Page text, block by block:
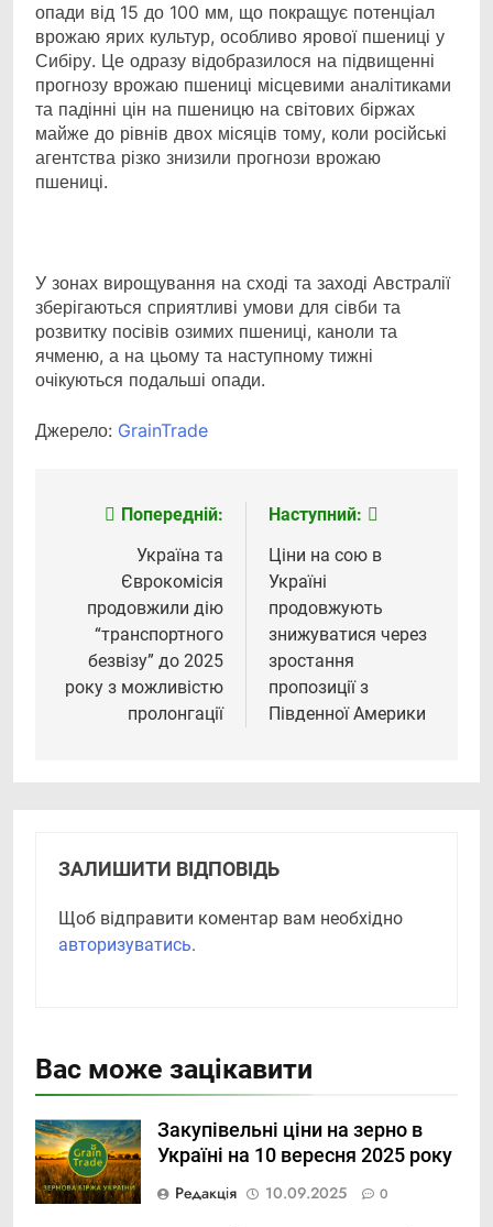
опади від 15 до 100 мм, що покращує потенціал
врожаю ярих культур, особливо ярової пшениці у
Сибіру. Це одразу відобразилося на підвищенні
прогнозу врожаю пшениці місцевими аналітиками
та падінні цін на пшеницю на світових біржах
майже до рівнів двох місяців тому, коли російські
агентства різко знизили прогнози врожаю
пшениці.
У зонах вирощування на сході та заході Австралії
зберігаються сприятливі умови для сівби та
розвитку посівів озимих пшениці, каноли та
ячменю, а на цьому та наступному тижні
очікуються подальші опади.
Джерело: GrainTrade
Навігація
записів
Попередній:
Україна та
Єврокомісія
продовжили дію
“транспортного
безвізу” до 2025
року з можливістю
пролонгації
Наступний:
Ціни на сою в
Україні
продовжують
знижуватися через
зростання
пропозиції з
Південної Америки
ЗАЛИШИТИ ВІДПОВІДЬ
Щоб відправити коментар вам необхідно
авторизуватись.
Вас може зацікавити
Закупівельні ціни на зерно в
Україні на 10 вересня 2025 року
Редакція
10.09.2025 0